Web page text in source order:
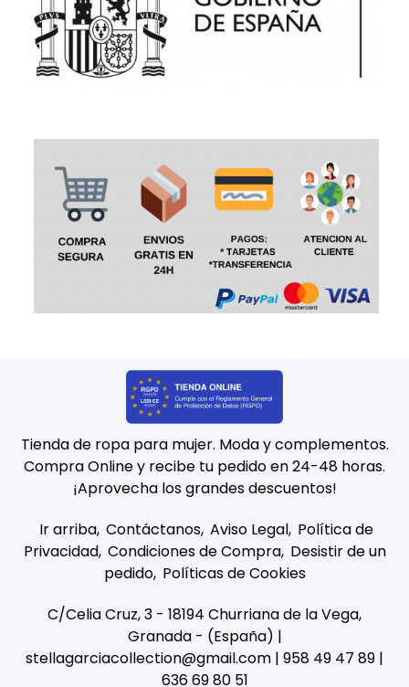
Tienda de ropa para mujer. Moda y complementos.
Compra Online y recibe tu pedido en 24-48 horas.
¡Aprovecha los grandes descuentos!
Ir arriba Contáctanos Aviso Legal Política de
Privacidad Condiciones de Compra Desistir de un
pedido Políticas de Cookies
C/Celia Cruz, 3 - 18194 Churriana de la Vega,
Granada - (España) |
stellagarciacollection@gmail.com | 958 49 47 89 |
636 69 80 51